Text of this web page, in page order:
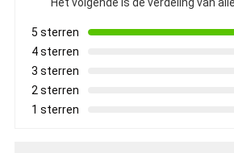
Het volgende is de verdeling van
5 sterren
4 sterren
3 sterren
2 sterren
1 sterren